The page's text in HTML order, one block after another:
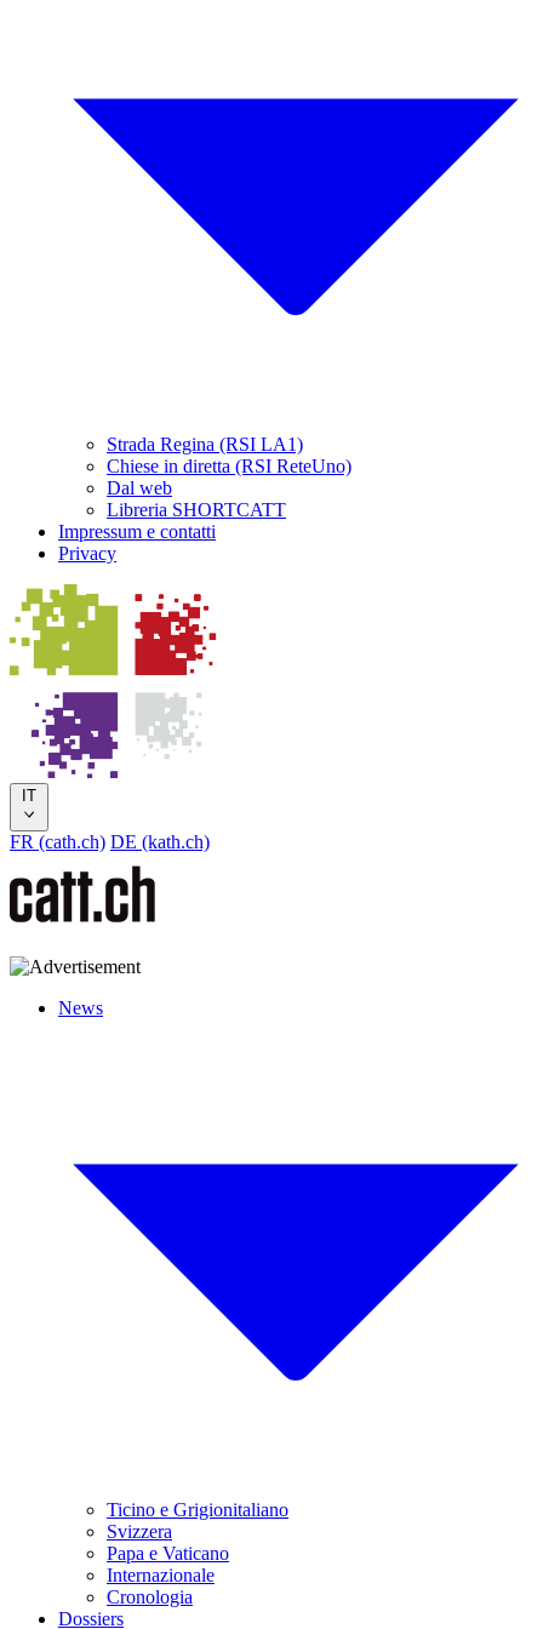
Strada Regina (RSI LA1)
Chiese in diretta (RSI ReteUno)
Dal web
Libreria SHORTCATT
Impressum e contatti
Privacy
IT
FR (cath.ch) DE (kath.ch)
News
Ticino e Grigionitaliano
Svizzera
Papa e Vaticano
Internazionale
Cronologia
Dossiers